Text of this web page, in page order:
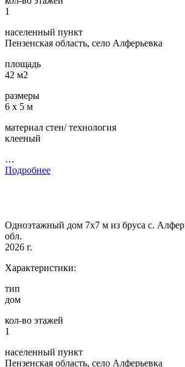
1
населенный пункт
Пензенская область, село Алферьевка
площадь
42 м2
размеры
6 х 5 м
материал стен/ технология
клееный
…
Подробнее
Одноэтажный дом 7х7 м из бруса с.
обл.
2026 г.
Характеристики:
тип
дом
кол-во этажей
1
населенный пункт
Пензенская область, село Алферьевка